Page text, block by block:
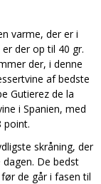
varme, der er i
der op til 40 gr.
der, i denne
af bedste
Gutierez de la
i Spanien, med
point.
skråning, der
De bedst
de går i fasen til